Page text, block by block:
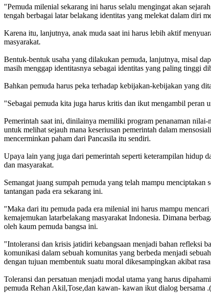
"Pemuda milenial sekarang ini harus selalu mengingat akan
tengah berbagai latar belakang identitas yang melekat dalam diri
Karena itu, lanjutnya, anak muda saat ini harus lebih aktif
masyarakat.
Bentuk-bentuk usaha yang dilakukan pemuda, lanjutnya, misal
masih menggap identitasnya sebagai identitas yang paling tinggi
Bahkan pemuda harus peka terhadap kebijakan-kebijakan yang
"Sebagai pemuda kita juga harus kritis dan ikut mengambil peran
Pemerintah saat ini, dinilainya memiliki program penanaman
untuk melihat sejauh mana keseriusan pemerintah dalam
mencerminkan paham dari Pancasila itu sendiri.
Upaya lain yang juga dari pemerintah seperti keterampilan hidup
dan masyarakat.
Semangat juang sumpah pemuda yang telah mampu
tantangan pada era sekarang ini.
"Maka dari itu pemuda pada era milenial ini harus mampu
kemajemukan latarbelakang masyarakat Indonesia. Dimana
oleh kaum pemuda bangsa ini.
"Intoleransi dan krisis jatidiri kebangsaan menjadi bahan refleksi
komunikasi dalam sebuah komunitas yang berbeda menjadi
dengan tujuan membentuk suatu moral dikesampingkan akibat
Toleransi dan persatuan menjadi modal utama yang harus
pemuda Rehan Akil,Tose,dan kawan- kawan ikut dialog bersama